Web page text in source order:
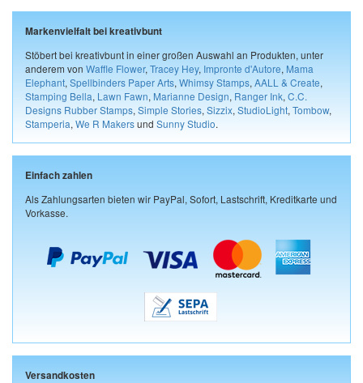
Markenvielfalt bei kreativbunt
Stöbert bei kreativbunt in einer großen Auswahl an Produkten, unter
anderem von Waffle Flower, Tracey Hey, Impronte d'Autore, Mama
Elephant, Spellbinders Paper Arts, Whimsy Stamps, AALL & Create,
Stamping Bella, Lawn Fawn, Marianne Design, Ranger Ink, C.C.
Designs Rubber Stamps, Simple Stories, Sizzix, StudioLight, Tombow,
Stamperia, We R Makersund Sunny Studio.
Einfach zahlen
Als Zahlungsarten bieten wir PayPal, Sofort, Lastschrift, Kreditkarte und
Vorkasse.
Versandkosten